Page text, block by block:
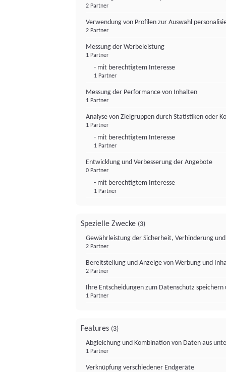
2 Partner
Verwendung von Profilen zur Auswahl
2 Partner
Messung der Werbeleistung
1 Partner
- mit berechtigtem Interesse
1 Partner
Messung der Performance von Inhalten
1 Partner
Analyse von Zielgruppen durch Statistiken oder
1 Partner
- mit berechtigtem Interesse
1 Partner
Entwicklung und Verbesserung der Angebote
0 Partner
- mit berechtigtem Interesse
1 Partner
Spezielle Zwecke (3)
Gewährleistung der Sicherheit, Verhinderung
2 Partner
Bereitstellung und Anzeige von Werbung und
2 Partner
Ihre Entscheidungen zum Datenschutz
1 Partner
Features (3)
Abgleichung und Kombination von Daten aus
1 Partner
Verknüpfung verschiedener Endgeräte